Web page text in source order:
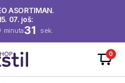
ASORTIMAN.
07. još:
minuta31 sek.
0